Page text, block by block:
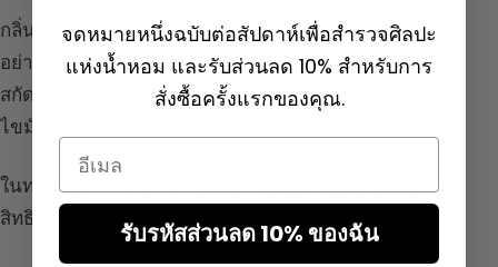
กลิ่นของซีเวตรุนแรงมาก มีลักษณะสัตว์และอุจจาระ
อย่างชัดเจน มันถูกแปรรูปด้วยตัวทำละลายระเหยและ
สกัดในแอลกอฮอล์ การสกัดด้วยการแช่คือเทคนิคการแช่
ไขมันซีเวตในของเหลวร้อน (น้ำมันหรือแอลกอฮอล์)
ในทศวรรษ 1970 การดำเนินการและแคมเปญของนัก
สิทธิสัตว์กระตุ้นให้นักปรุงน้ำหอมส่วนใหญ่เลิกใช้มัน
จดหมายหนึ่งฉบับต่อสัปดาห์เพื่อสำรวจศิลปะ
แห่งน้ำหอม และรับส่วนลด 10% สำหรับการ
สั่งซื้อครั้งแรกของคุณ.
Email
รับรหัสส่วนลด 10% ของฉัน